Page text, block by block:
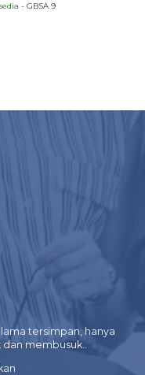
- GBSA 9
tersimpan, hanya
membusuk..